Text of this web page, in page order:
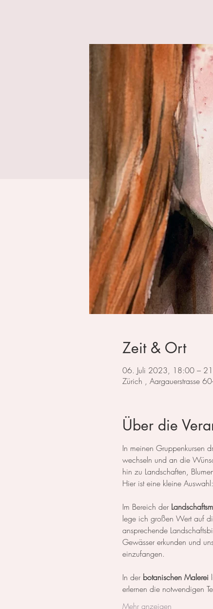
Zeit & Ort
06. Juli 2023, 18:00 –
Zürich , Aargauerstrasse
Über die
In meinen Gruppenkursen
wechseln und an die
hin zu Landschaften,
Hier ist eine kleine Auswahl:
Im Bereich der
lege ich großen Wert auf
ansprechende
Gewässer erkunden und
einzufangen.
In der botanischen Malerei
erlernen die notwendigen
Mehr anzeigen